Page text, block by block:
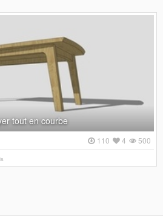
tout en courbe
500
4
110